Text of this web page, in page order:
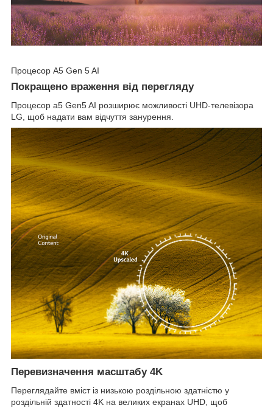
Процесор A5 Gen 5 AI
Покращено враження від перегляду
Процесор a5 Gen5 AI розширює можливості UHD-телевізора
LG, щоб надати вам відчуття занурення.
Перевизначення масштабу 4K
Переглядайте вміст із низькою роздільною здатністю у
роздільній здатності 4K на великих екранах UHD, щоб